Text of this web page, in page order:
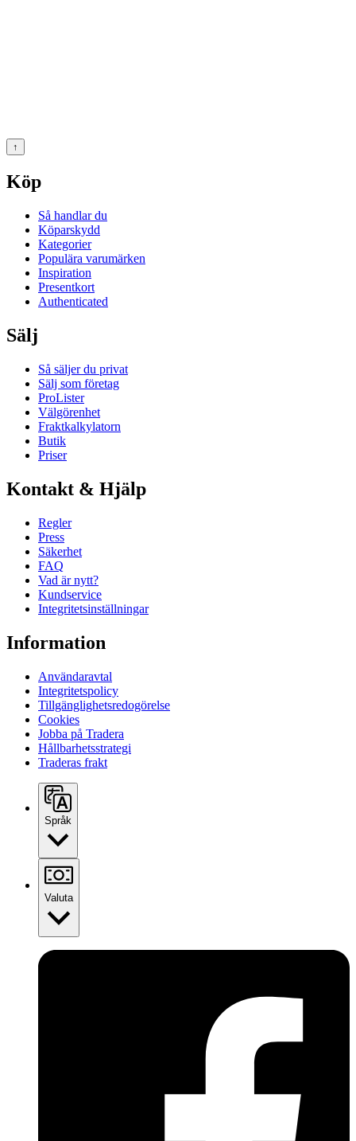
↑
Köp
Så handlar du
Köparskydd
Kategorier
Populära varumärken
Inspiration
Presentkort
Authenticated
Sälj
Så säljer du privat
Sälj som företag
ProLister
Välgörenhet
Fraktkalkylatorn
Butik
Priser
Kontakt & Hjälp
Regler
Press
Säkerhet
FAQ
Vad är nytt?
Kundservice
Integritetsinställningar
Information
Användaravtal
Integritetspolicy
Tillgänglighetsredogörelse
Cookies
Jobba på Tradera
Hållbarhetsstrategi
Traderas frakt
Språk
Valuta